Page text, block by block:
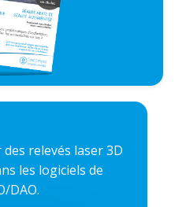
relevés laser 3D
les logiciels de
DAO.